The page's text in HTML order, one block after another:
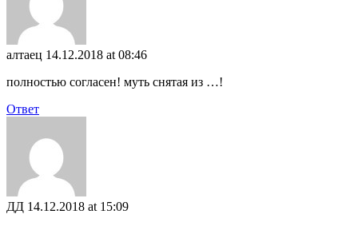
алтаец 14.12.2018 at 08:46
полностью согласен! муть снятая из …!
Ответ
ДД 14.12.2018 at 15:09